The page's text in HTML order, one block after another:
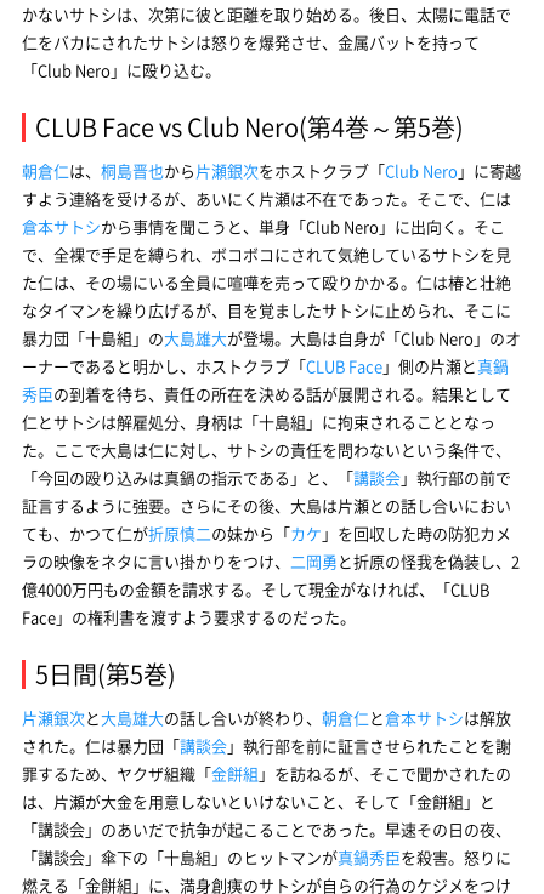
かないサトシは、次第に彼と距離を取り始める。後日、太陽に電話で
仁をバカにされたサトシは怒りを爆発させ、金属バットを持って
「Club Nero」に殴り込む。
CLUB Face vs Club Nero(第4巻～第5巻)
朝倉仁は、 桐島晋也から片瀬銀次をホストクラブ「Club Nero 」に寄越
すよう連絡を受けるが、あいにく片瀬は不在であった。そこで、仁は
倉本サトシから事情を聞こうと、単身「Club Nero」に出向く。そこ
で、全裸で手足を縛られ、ボコボコにされて気絶しているサトシを見
た仁は、その場にいる全員に喧嘩を売って殴りかかる。仁は椿と壮絶
なタイマンを繰り広げるが、目を覚ましたサトシに止められ、そこに
暴力団「十島組」の大島雄大が登場。大島は自身が「Club Nero」のオ
ーナーであると明かし、ホストクラブ「CLUB Face」側の片瀬と真鍋
秀臣の到着を待ち、責任の所在を決める話が展開される。結果として
仁とサトシは解雇処分、身柄は「十島組」に拘束されることとなっ
た。ここで大島は仁に対し、サトシの責任を問わないという条件で、
「今回の殴り込みは真鍋の指示である」と、「講談会」執行部の前で
証言するように強要。さらにその後、大島は片瀬との話し合いにおい
ても、かつて仁が折原慎二の妹から「カケ 」を回収した時の防犯カメ
ラの映像をネタに言い掛かりをつけ、 二岡勇と折原の怪我を偽装し、2
億4000万円もの金額を請求する。そして現金がなければ、「CLUB
Face」の権利書を渡すよう要求するのだった。
5日間(第5巻)
片瀬銀次と大島雄大の話し合いが終わり、 朝倉仁と倉本サトシは解放
された。仁は暴力団「講談会」執行部を前に証言させられたことを謝
罪するため、ヤクザ組織「金餅組 」を訪ねるが、そこで聞かされたの
は、片瀬が大金を用意しないといけないこと、そして「金餅組」と
「講談会」のあいだで抗争が起こることであった。早速その日の夜、
「講談会」傘下の「十島組」のヒットマンが真鍋秀臣を殺害。怒りに
燃える「金餅組」に、満身創痍のサトシが自らの行為のケジメをつけ